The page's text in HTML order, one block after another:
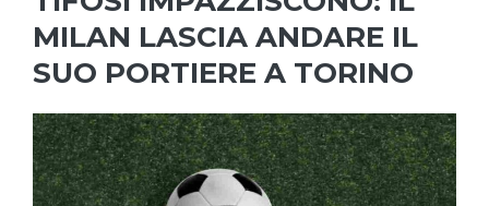
MILAN LASCIA ANDARE IL
SUO PORTIERE A TORINO